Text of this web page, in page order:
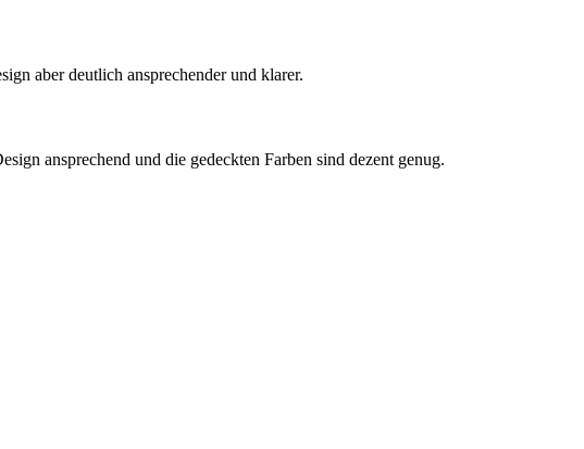
aber deutlich ansprechender und klarer.
ansprechend und die gedeckten Farben sind dezent genug.